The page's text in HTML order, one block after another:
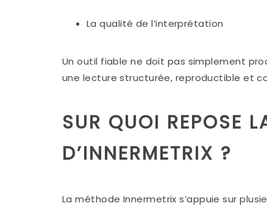
La qualité de l’interprétation
Un outil fiable ne doit pas simplement
une lecture structurée, reproductible et
SUR QUOI REPOSE
D’INNERMETRIX ?
La méthode Innermetrix s’appuie sur